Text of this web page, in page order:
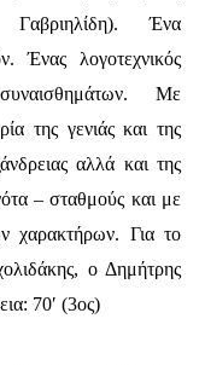
Ένα
Ένας λογοτεχνικός
Με
της γενιάς και της
αλλά και της
– σταθμούς και με
χαρακτήρων. Για το
ο Δημήτρης
70′ (3ος)